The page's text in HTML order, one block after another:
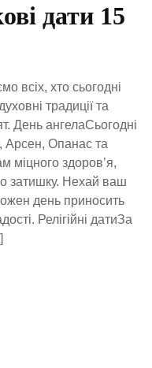
дати 15
всіх, хто сьогодні
традиції та
День ангелаСьогодні
Арсен, Опанас та
міцного здоров’я,
затишку. Нехай ваш
день приносить
Релігійні датиЗа